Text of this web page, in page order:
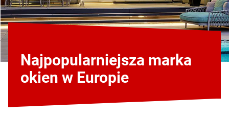
Najpopularniejsza marka
okien w Europie